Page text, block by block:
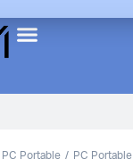
PC Portable
PC